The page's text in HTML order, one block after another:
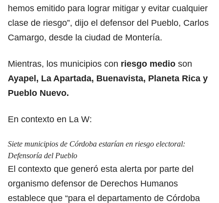
hemos emitido para lograr mitigar y evitar cualquier
clase de riesgo”, dijo el defensor del Pueblo, Carlos
Camargo, desde la ciudad de Montería.
Mientras, los municipios con riesgo medio son
Ayapel, La Apartada, Buenavista, Planeta Rica y
Pueblo Nuevo.
En contexto en La W:
Siete municipios de Córdoba estarían en riesgo electoral:
Defensoría del Pueblo
El contexto que generó esta alerta por parte del
organismo defensor de Derechos Humanos
establece que “para el departamento de Córdoba